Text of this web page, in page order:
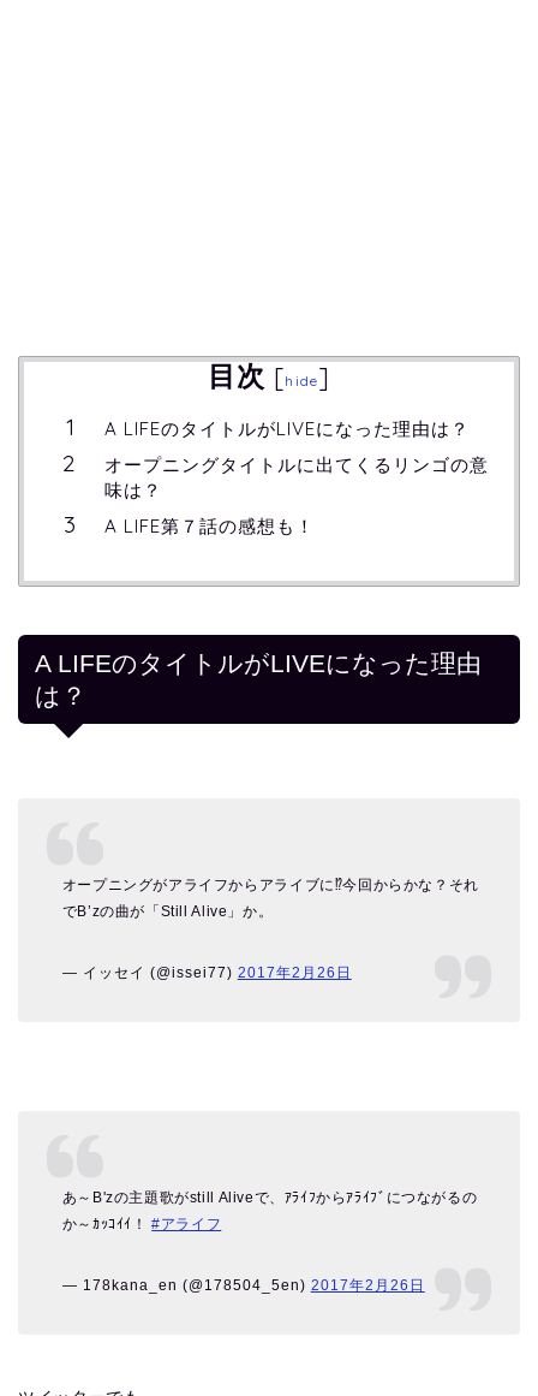
目次 [hide]
A LIFEのタイトルがLIVEになった理由は？
オープニングタイトルに出てくるリンゴの意
味は？
A LIFE第７話の感想も！
A LIFEのタイトルがLIVEになった理由
は？
オープニングがアライフからアライブに⁉︎今回からかな？それ
でB’zの曲が「Still Alive」か。
— イッセイ (@issei77) 2017年2月26日
あ～B'zの主題歌がstill Aliveで、ｱﾗｲﾌからｱﾗｲﾌﾞにつながるの
か～ｶｯｺｲｲ！#アライフ
— 178kana_en (@178504_5en) 2017年2月26日